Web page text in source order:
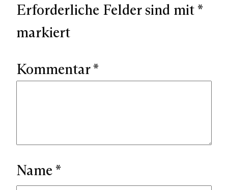
Erforderliche Felder sind mit *
markiert
Kommentar*
Name *